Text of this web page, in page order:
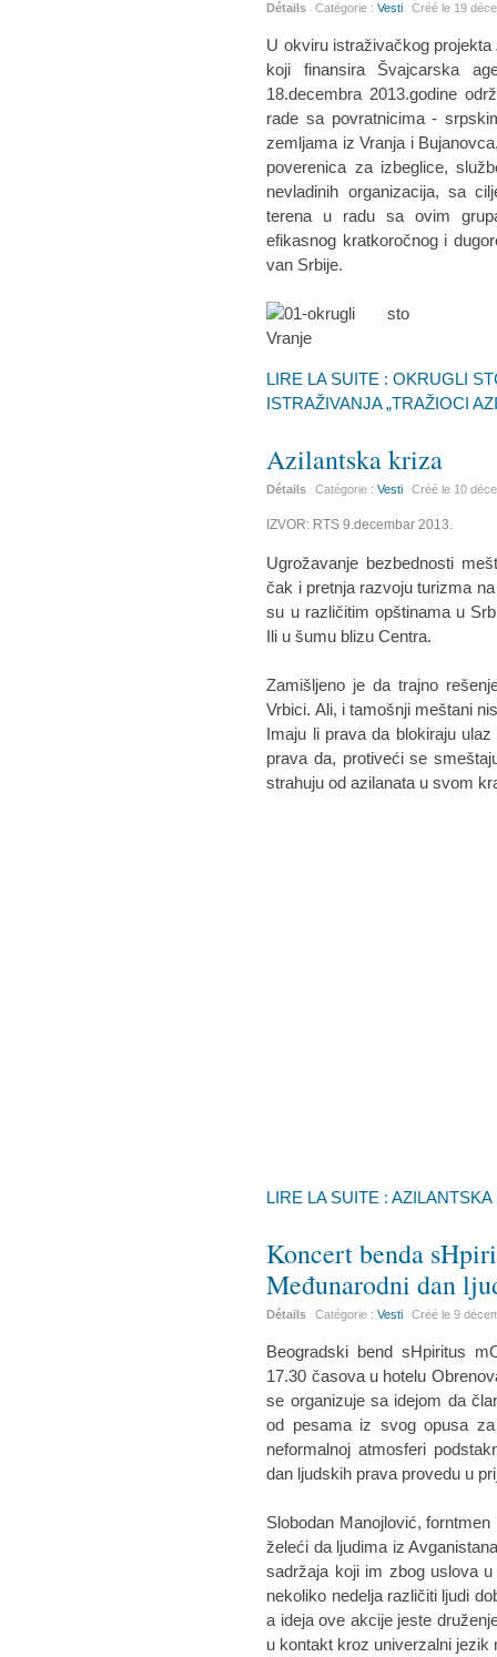
Détails Catégorie :Vesti Créé le 19
U okviru istraživačkog projekta
koji finansira Švajcarska
18.decembra 2013.godine
rade sa povratnicima -
zemljama iz Vranja i
poverenica za izbeglice,
nevladinih organizacija, sa
terena u radu sa ovim
efikasnog kratkoročnog i
van Srbije.
LIRE LA SUITE : OKRUGLI
ISTRAŽIVANJA „TRAŽIOCI
Azilantska kriza
Détails Catégorie :Vesti Créé le 10
IZVOR: RTS 9.decembar 2013.
Ugrožavanje bezbednosti
čak i pretnja razvoju turizma
su u različitim opštinama u
Ili u šumu blizu Centra.
Zamišljeno je da trajno
Vrbici. Ali, i tamošnji meštani
Imaju li prava da blokiraju
prava da, protiveći se
strahuju od azilanata u svom
LIRE LA SUITE : AZILANTSKA
Koncert benda
Međunarodni dan
Détails Catégorie :Vesti Créé le9
Beogradski bend sHpiritus
17.30 časova u hotelu
se organizuje sa idejom da
od pesama iz svog opusa
neformalnoj atmosferi
dan ljudskih prava provedu u
Slobodan Manojlović,
želeći da ljudima iz
sadržaja koji im zbog uslova
nekoliko nedelja različiti ljudi
a ideja ove akcije jeste
u kontakt kroz univerzalni jezik